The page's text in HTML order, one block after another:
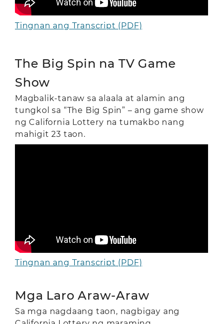
Tingnan ang Transcript (PDF)
The Big Spin na TV Game
Show
Magbalik-tanaw sa alaala at alamin ang
tungkol sa “The Big Spin” – ang game show
ng California Lottery na tumakbo nang
mahigit 23 taon.
Tingnan ang Transcript (PDF)
Mga Laro Araw-Araw
Sa mga nagdaang taon, nagbigay ang